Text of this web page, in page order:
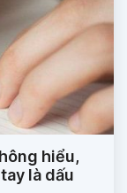
hiểu,
là dấu